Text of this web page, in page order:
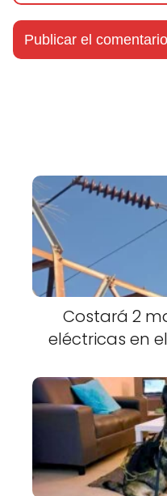
Costará 2
eléctricas en